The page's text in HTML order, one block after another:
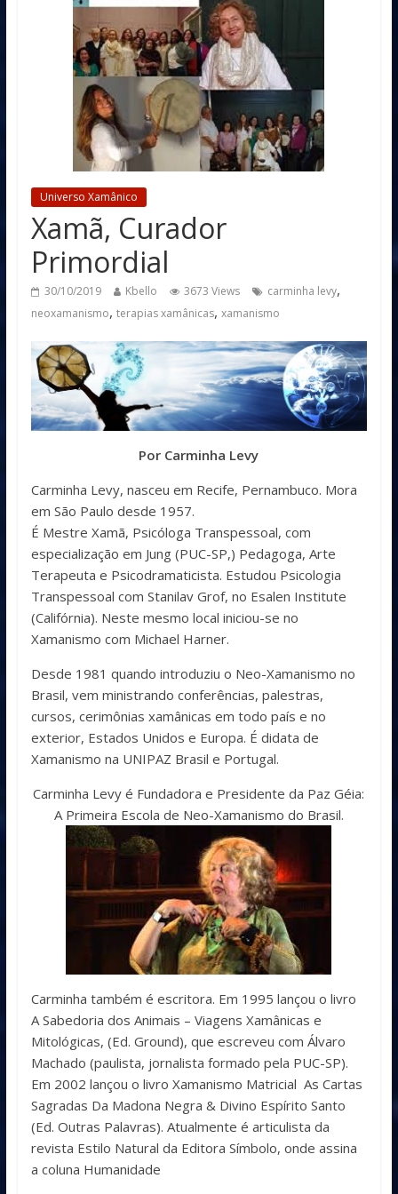
Universo Xamânico
Xamã, Curador
Primordial
30/10/2019 Kbello 3673 Views carminha levy,
neoxamanismo, terapias xamânicas, xamanismo
Por Carminha Levy
Carminha Levy, nasceu em Recife, Pernambuco. Mora
em São Paulo desde 1957.
É Mestre Xamã, Psicóloga Transpessoal, com
especialização em Jung (PUC-SP,) Pedagoga, Arte
Terapeuta e Psicodramaticista. Estudou Psicologia
Transpessoal com Stanilav Grof, no Esalen Institute
(Califórnia). Neste mesmo local iniciou-se no
Xamanismo com Michael Harner.
Desde 1981 quando introduziu o Neo-Xamanismo no
Brasil, vem ministrando conferências, palestras,
cursos, cerimônias xamânicas em todo país e no
exterior, Estados Unidos e Europa. É didata de
Xamanismo na UNIPAZ Brasil e Portugal.
Carminha Levy é Fundadora e Presidente da Paz Géia:
A Primeira Escola de Neo-Xamanismo do Brasil.
Carminha também é escritora. Em 1995 lançou o livro
A Sabedoria dos Animais – Viagens Xamânicas e
Mitológicas, (Ed. Ground), que escreveu com Álvaro
Machado (paulista, jornalista formado pela PUC-SP).
Em 2002 lançou o livro Xamanismo Matricial As Cartas
Sagradas Da Madona Negra & Divino Espírito Santo
(Ed. Outras Palavras). Atualmente é articulista da
revista Estilo Natural da Editora Símbolo, onde assina
a coluna Humanidade